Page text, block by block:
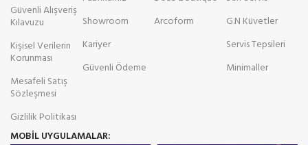
Güvenli Alışveriş
Kılavuzu
Kişisel Verilerin
Korunması
Mesafeli Satış
Sözleşmesi
Gizlilik Politikası
Showroom
Kariyer
Güvenli Ödeme
Arcoform
G.N Küvetler
Servis Tepsileri
Minimaller
MOBİL UYGULAMALAR: